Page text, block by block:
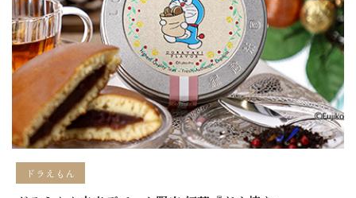
ドラえもん